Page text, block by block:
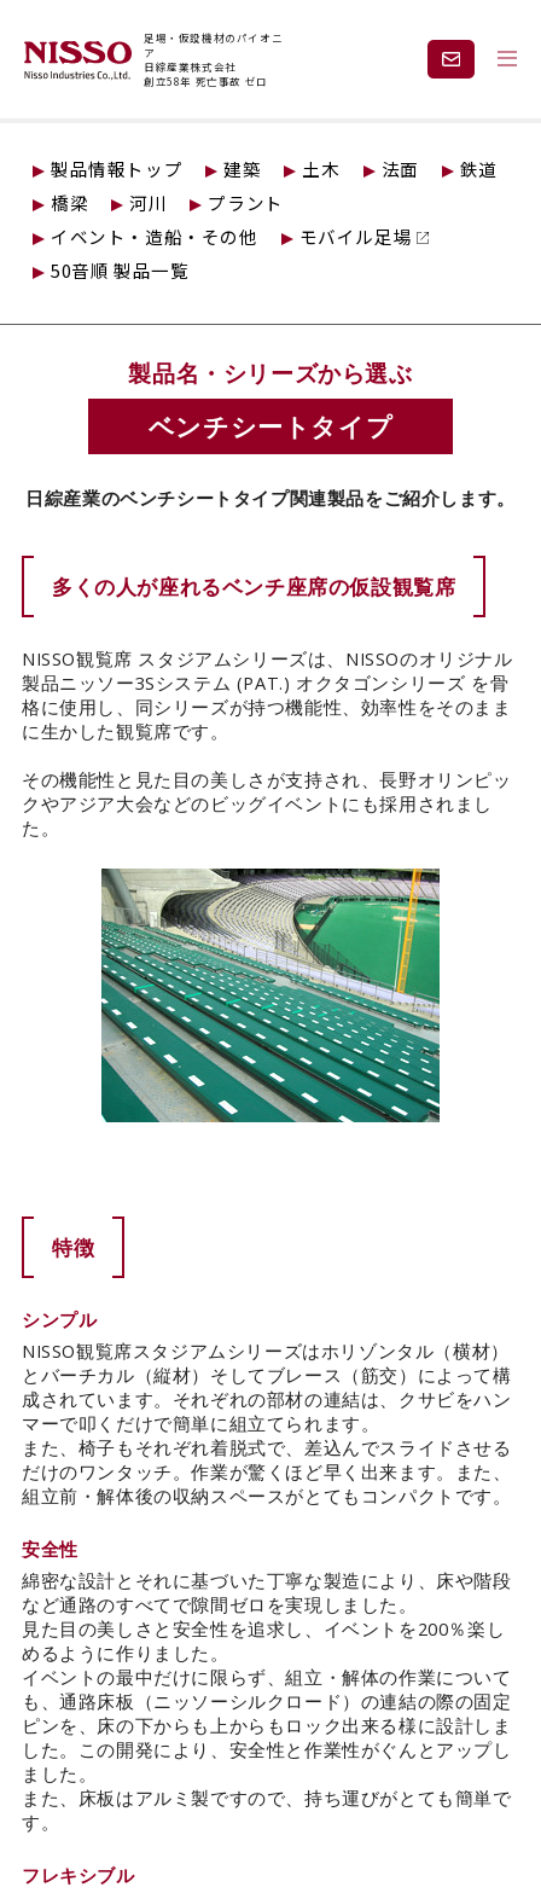
足場・仮設機材のパイオニ
ア
日綜産業株式会社
創立58年 死亡事故 ゼロ
企業情報
現場紹介
レンタル 採用情報
見積依頼・お問い合わせ
カタログダウンロード
製品情報トップ 建築 土木 法面
鉄道
橋梁
河川
プラント
イベント・造船・その他
モバイル足場
50音順 製品一覧
製品名・シリーズから選ぶ
ベンチシートタイプ
日綜産業のベンチシートタイプ関連製品をご紹介します。
多くの人が座れるベンチ座席の仮設観覧席
NISSO観覧席 スタジアムシリーズは、NISSOのオリジナル
製品ニッソー3Sシステム (PAT.) オクタゴンシリーズ を骨
格に使用し、同シリーズが持つ機能性、効率性をそのまま
に生かした観覧席です。
その機能性と見た目の美しさが支持され、長野オリンピッ
クやアジア大会などのビッグイベントにも採用されまし
た。
特徴
シンプル
NISSO観覧席スタジアムシリーズはホリゾンタル（横材）
とバーチカル（縦材）そしてブレース（筋交）によって構
成されています。それぞれの部材の連結は、クサビをハン
マーで叩くだけで簡単に組立てられます。
また、椅子もそれぞれ着脱式で、差込んでスライドさせる
だけのワンタッチ。作業が驚くほど早く出来ます。また、
組立前・解体後の収納スペースがとてもコンパクトです。
安全性
綿密な設計とそれに基づいた丁寧な製造により、床や階段
など通路のすべてで隙間ゼロを実現しました。
見た目の美しさと安全性を追求し、イベントを200％楽し
めるように作りました。
イベントの最中だけに限らず、組立・解体の作業について
も、通路床板（ニッソーシルクロード）の連結の際の固定
ピンを、床の下からも上からもロック出来る様に設計しま
した。この開発により、安全性と作業性がぐんとアップし
ました。
また、床板はアルミ製ですので、持ち運びがとても簡単で
す。
フレキシブル